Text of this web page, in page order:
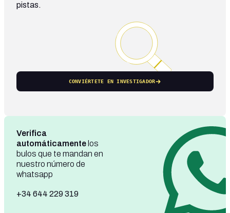
pistas.
CONVIÉRTETE EN INVESTIGADOR
Verifica
automáticamente los
bulos que te mandan en
nuestro número de
whatsapp
+34 644 229 319